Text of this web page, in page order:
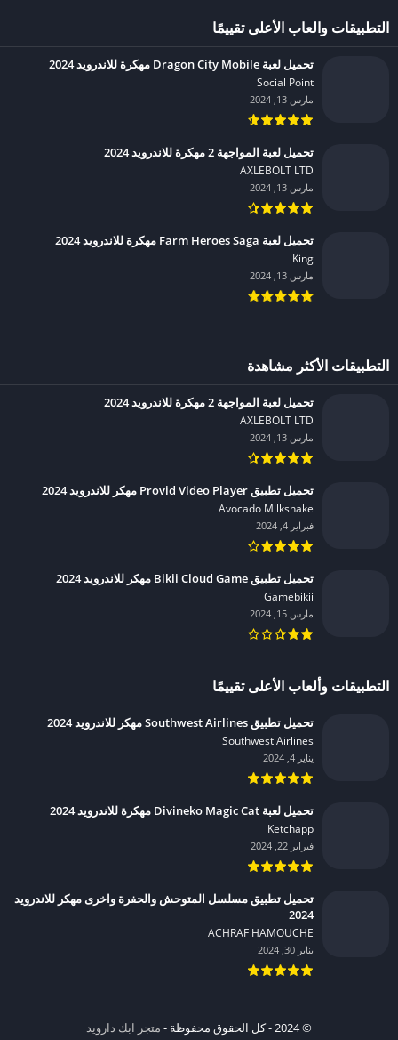
التطبيقات والعاب الأعلى تقييمًا
تحميل لعبة Dragon City Mobile مهكرة للاندرويد 2024
Social Point‏
مارس 13, 2024
تحميل لعبة المواجهة 2 مهكرة للاندرويد 2024
AXLEBOLT LTD‏
مارس 13, 2024
تحميل لعبة Farm Heroes Saga مهكرة للاندرويد 2024
King‏
مارس 13, 2024
التطبيقات الأكثر مشاهدة
تحميل لعبة المواجهة 2 مهكرة للاندرويد 2024
AXLEBOLT LTD‏
مارس 13, 2024
تحميل تطبيق Provid Video Player مهكر للاندرويد 2024
Avocado Milkshake‏
فبراير 4, 2024
تحميل تطبيق Bikii Cloud Game مهكر للاندرويد 2024
Gamebikii‏
مارس 15, 2024
التطبيقات وألعاب الأعلى تقييمًا
تحميل تطبيق Southwest Airlines مهكر للاندرويد 2024
Southwest Airlines‏
يناير 4, 2024
تحميل لعبة Divineko Magic Cat مهكرة للاندرويد 2024
Ketchapp‏
فبراير 22, 2024
تحميل تطبيق مسلسل المتوحش والحفرة واخرى مهكر للاندرويد
2024
ACHRAF HAMOUCHE‏
يناير 30, 2024
© 2024 - كل الحقوق محفوظة - متجر ابك دارويد